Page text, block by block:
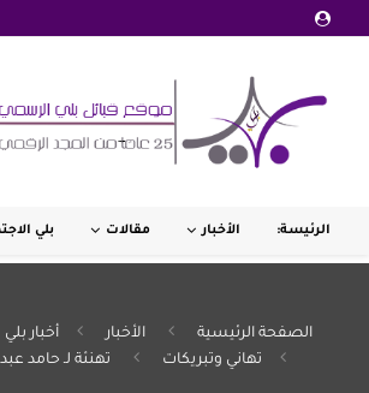
الرئيسة: الأخبار مقالات بلي
الصفحة الرئيسية الأخبار أخبار بلي
تهاني وتبريكات
تهنئة لـ حامد